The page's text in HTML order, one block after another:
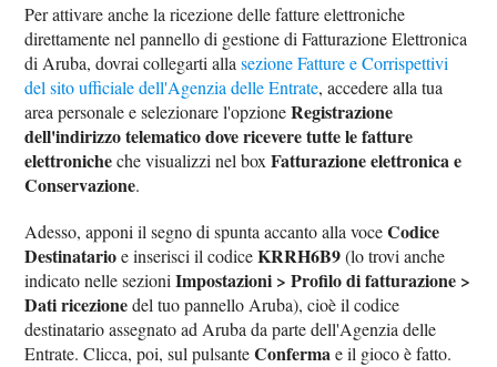
Per attivare anche la ricezione delle fatture elettroniche
direttamente nel pannello di gestione di Fatturazione Elettronica
di Aruba, dovrai collegarti allasezione Fatture e Corrispettivi
del sito ufficiale dell'Agenzia delle Entrate, accedere alla tua
area personale e selezionare l'opzioneRegistrazione
dell'indirizzo telematico dove ricevere tutte le fatture
elettronicheche visualizzi nel boxFatturazione elettronica e
Conservazione.
Adesso, apponi il segno di spunta accanto alla voceCodice
Destinatarioe inserisci il codiceKRRH6B9(lo trovi anche
indicato nelle sezioniImpostazioni > Profilo di fatturazione >
Dati ricezionedel tuo pannello Aruba), cioè il codice
destinatario assegnato ad Aruba da parte dell'Agenzia delle
Entrate. Clicca, poi, sul pulsanteConfermae il gioco è fatto.